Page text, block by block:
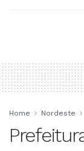
Home Nordeste